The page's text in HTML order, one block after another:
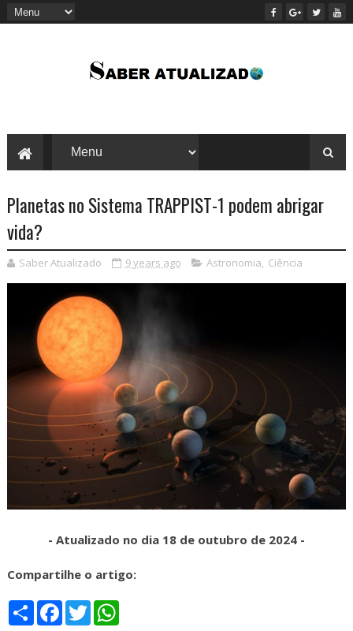
Planetas no Sistema TRAPPIST-1 podem abrigar
vida?
Saber Atualizado 9 years ago Astronomia, Ciência
- Atualizado no dia 18 de outubro de 2024 -
Compartilhe o artigo:
S
F
T
w
W